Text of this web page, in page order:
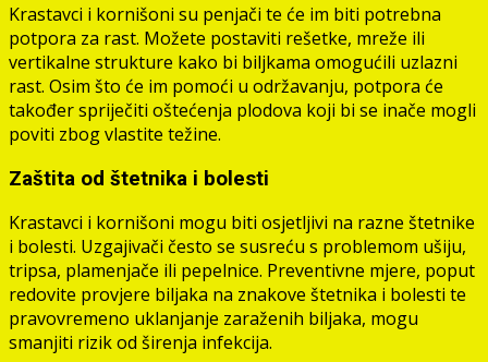
Krastavci i kornišoni su penjači te će im biti potrebna
potpora za rast. Možete postaviti rešetke, mreže ili
vertikalne strukture kako bi biljkama omogućili uzlazni
rast. Osim što će im pomoći u održavanju, potpora će
također spriječiti oštećenja plodova koji bi se inače mogli
poviti zbog vlastite težine.
Zaštita od štetnika i bolesti
Krastavci i kornišoni mogu biti osjetljivi na razne štetnike
i bolesti. Uzgajivači često se susreću s problemom ušiju,
tripsa, plamenjače ili pepelnice. Preventivne mjere, poput
redovite provjere biljaka na znakove štetnika i bolesti te
pravovremeno uklanjanje zaraženih biljaka, mogu
smanjiti rizik od širenja infekcija.